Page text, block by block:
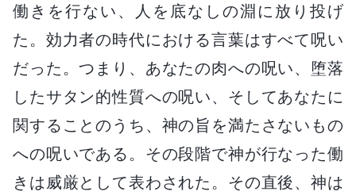
働きを行ない、人を底なしの淵に放り投げ
た。効力者の時代における言葉はすべて呪い
だった。つまり、あなたの肉への呪い、堕落
したサタン的性質への呪い、そしてあなたに
関することのうち、神の旨を満たさないもの
への呪いである。その段階で神が行なった働
きは威厳として表わされた。その直後、神は